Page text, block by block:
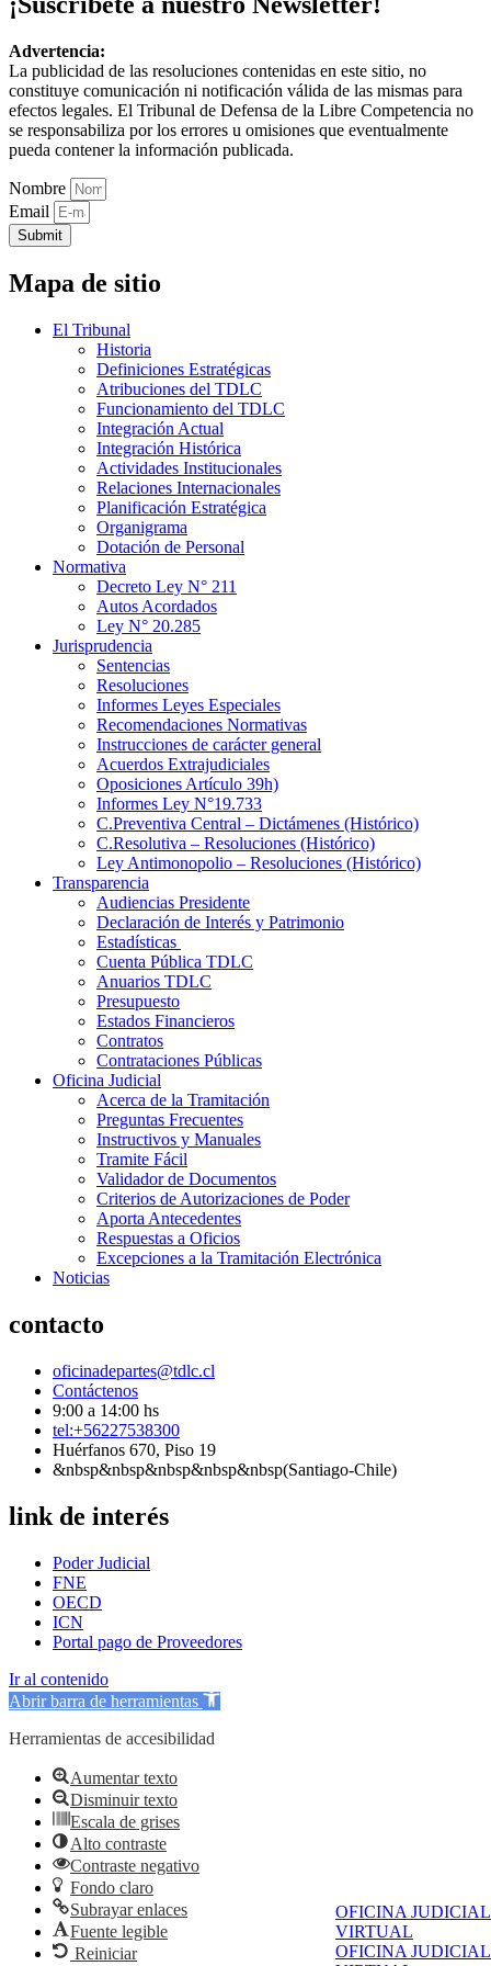
OFICINA JUDICIAL
VIRTUAL
OFICINA JUDICIAL
Advertencia:
La publicidad de las resoluciones contenidas en este sitio, no
constituye comunicación ni notificación válida de las mismas para
efectos legales. El Tribunal de Defensa de la Libre Competencia no
se responsabiliza por los errores u omisiones que eventualmente
pueda contener la información publicada.
Nombre
Email
Submit
Mapa de sitio
El Tribunal
Historia
Definiciones Estratégicas
Atribuciones del TDLC
Funcionamiento del TDLC
Integración Actual
Integración Histórica
Actividades Institucionales
Relaciones Internacionales
Planificación Estratégica
Organigrama
Dotación de Personal
Normativa
Decreto Ley N° 211
Autos Acordados
Ley N° 20.285
Jurisprudencia
Sentencias
Resoluciones
Informes Leyes Especiales
Recomendaciones Normativas
Instrucciones de carácter general
Acuerdos Extrajudiciales
Oposiciones Artículo 39h)
Informes Ley N°19.733
C.Preventiva Central – Dictámenes (Histórico)
C.Resolutiva – Resoluciones (Histórico)
Ley Antimonopolio – Resoluciones (Histórico)
Transparencia
Audiencias Presidente
Declaración de Interés y Patrimonio
Estadísticas
Cuenta Pública TDLC
Anuarios TDLC
Presupuesto
Estados Financieros
Contratos
Contrataciones Públicas
Oficina Judicial
Acerca de la Tramitación
Preguntas Frecuentes
Instructivos y Manuales
Tramite Fácil
Validador de Documentos
Criterios de Autorizaciones de Poder
Aporta Antecedentes
Respuestas a Oficios
Excepciones a la Tramitación Electrónica
Noticias
contacto
oficinadepartes@tdlc.cl
Contáctenos
9:00 a 14:00 hs
tel:+56227538300
Huérfanos 670, Piso 19
&nbsp&nbsp&nbsp&nbsp&nbsp(Santiago-Chile)
link de interés
Poder Judicial
FNE
OECD
ICN
Portal pago de Proveedores
Ir al contenido
Abrir barra de herramientas
Herramientas de accesibilidad
Aumentar texto
Disminuir texto
Escala de grises
Alto contraste
Contraste negativo
Fondo claro
Subrayar enlaces
Fuente legible
Reiniciar